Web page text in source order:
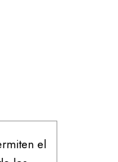
el